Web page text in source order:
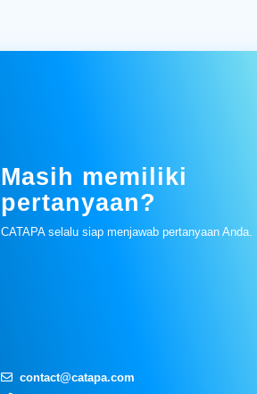
Masih memiliki
pertanyaan?
CATAPA selalu siap menjawab pertanyaan Anda.
contact@catapa.com